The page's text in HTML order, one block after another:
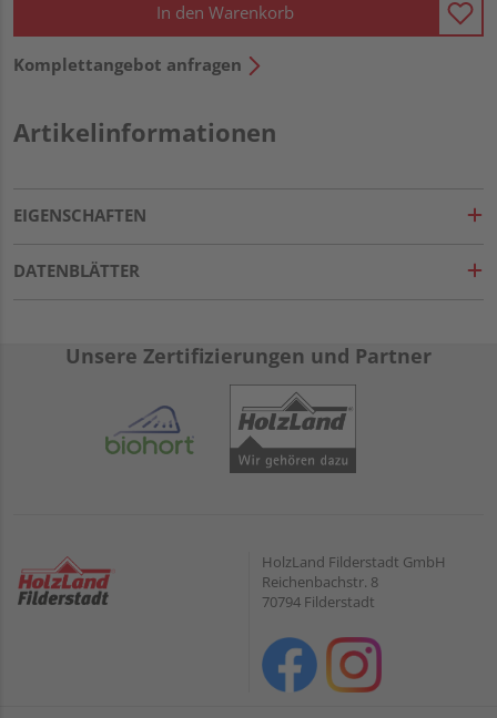
In den Warenkorb
Komplettangebot anfragen
Artikelinformationen
EIGENSCHAFTEN
DATENBLÄTTER
Unsere Zertifizierungen und Partner
HolzLand Filderstadt GmbH
Reichenbachstr. 8
70794 Filderstadt